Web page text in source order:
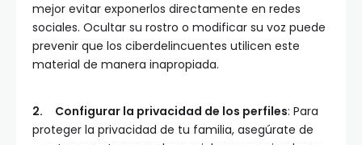
mejor evitar exponerlos directamente en redes
sociales. Ocultar su rostro o modificar su voz puede
prevenir que los ciberdelincuentes utilicen este
material de manera inapropiada.
2. Configurar la privacidad de los perfiles: Para
proteger la privacidad de tu familia, asegúrate de